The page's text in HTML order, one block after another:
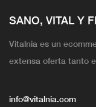
SANO, VITAL Y
Vitalnia es un
extensa oferta tanto
info@vitalnia.com